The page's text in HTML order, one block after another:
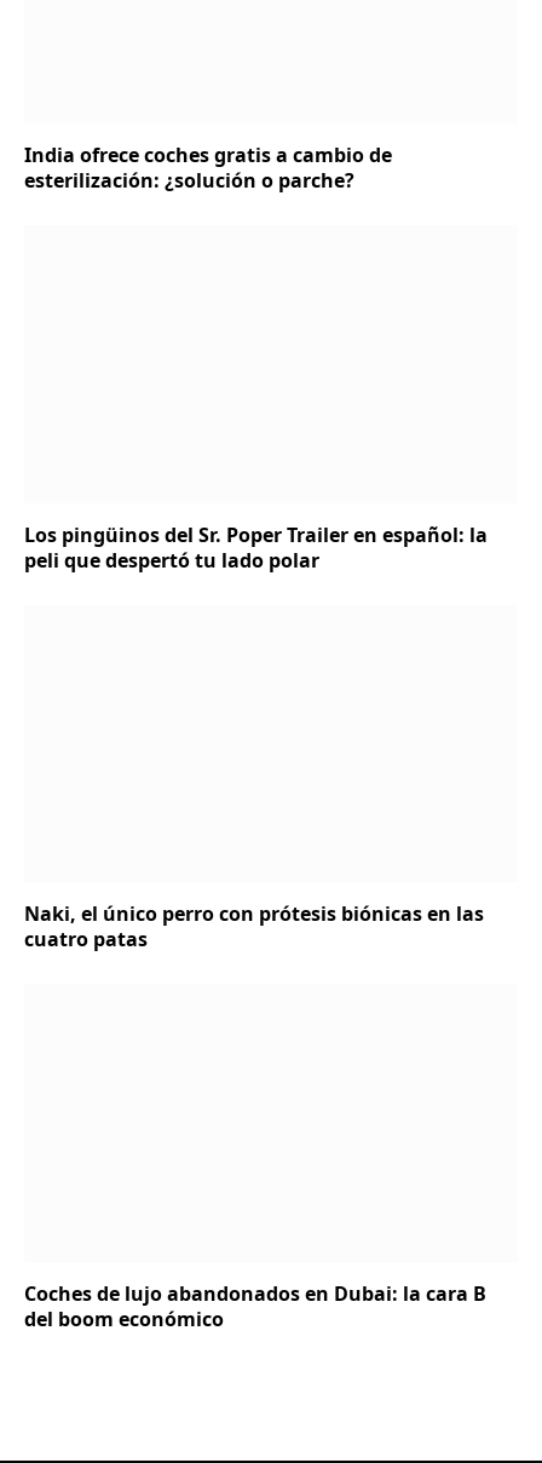
India ofrece coches gratis a cambio de
esterilización: ¿solución o parche?
Los pingüinos del Sr. Poper Trailer en español: la
peli que despertó tu lado polar
Naki, el único perro con prótesis biónicas en las
cuatro patas
Coches de lujo abandonados en Dubai: la cara B
del boom económico